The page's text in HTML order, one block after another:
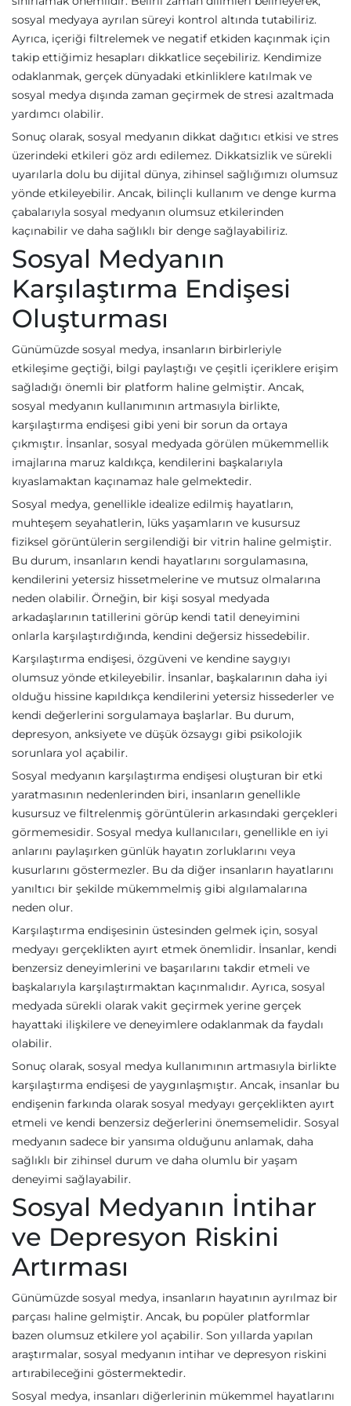
sosyal medyaya ayrılan süreyi kontrol altında tutabiliriz.
Ayrıca, içeriği filtrelemek ve negatif etkiden kaçınmak için
takip ettiğimiz hesapları dikkatlice seçebiliriz. Kendimize
odaklanmak, gerçek dünyadaki etkinliklere katılmak ve
sosyal medya dışında zaman geçirmek de stresi azaltmada
yardımcı olabilir.
Sonuç olarak, sosyal medyanın dikkat dağıtıcı etkisi ve stres
üzerindeki etkileri göz ardı edilemez. Dikkatsizlik ve sürekli
uyarılarla dolu bu dijital dünya, zihinsel sağlığımızı olumsuz
yönde etkileyebilir. Ancak, bilinçli kullanım ve denge kurma
çabalarıyla sosyal medyanın olumsuz etkilerinden
kaçınabilir ve daha sağlıklı bir denge sağlayabiliriz.
Sosyal Medyanın
Karşılaştırma Endişesi
Oluşturması
Günümüzde sosyal medya, insanların birbirleriyle
etkileşime geçtiği, bilgi paylaştığı ve çeşitli içeriklere erişim
sağladığı önemli bir platform haline gelmiştir. Ancak,
sosyal medyanın kullanımının artmasıyla birlikte,
karşılaştırma endişesi gibi yeni bir sorun da ortaya
çıkmıştır. İnsanlar, sosyal medyada görülen mükemmellik
imajlarına maruz kaldıkça, kendilerini başkalarıyla
kıyaslamaktan kaçınamaz hale gelmektedir.
Sosyal medya, genellikle idealize edilmiş hayatların,
muhteşem seyahatlerin, lüks yaşamların ve kusursuz
fiziksel görüntülerin sergilendiği bir vitrin haline gelmiştir.
Bu durum, insanların kendi hayatlarını sorgulamasına,
kendilerini yetersiz hissetmelerine ve mutsuz olmalarına
neden olabilir. Örneğin, bir kişi sosyal medyada
arkadaşlarının tatillerini görüp kendi tatil deneyimini
onlarla karşılaştırdığında, kendini değersiz hissedebilir.
Karşılaştırma endişesi, özgüveni ve kendine saygıyı
olumsuz yönde etkileyebilir. İnsanlar, başkalarının daha iyi
olduğu hissine kapıldıkça kendilerini yetersiz hissederler ve
kendi değerlerini sorgulamaya başlarlar. Bu durum,
depresyon, anksiyete ve düşük özsaygı gibi psikolojik
sorunlara yol açabilir.
Sosyal medyanın karşılaştırma endişesi oluşturan bir etki
yaratmasının nedenlerinden biri, insanların genellikle
kusursuz ve filtrelenmiş görüntülerin arkasındaki gerçekleri
görmemesidir. Sosyal medya kullanıcıları, genellikle en iyi
anlarını paylaşırken günlük hayatın zorluklarını veya
kusurlarını göstermezler. Bu da diğer insanların hayatlarını
yanıltıcı bir şekilde mükemmelmiş gibi algılamalarına
neden olur.
Karşılaştırma endişesinin üstesinden gelmek için, sosyal
medyayı gerçeklikten ayırt etmek önemlidir. İnsanlar, kendi
benzersiz deneyimlerini ve başarılarını takdir etmeli ve
başkalarıyla karşılaştırmaktan kaçınmalıdır. Ayrıca, sosyal
medyada sürekli olarak vakit geçirmek yerine gerçek
hayattaki ilişkilere ve deneyimlere odaklanmak da faydalı
olabilir.
Sonuç olarak, sosyal medya kullanımının artmasıyla birlikte
karşılaştırma endişesi de yaygınlaşmıştır. Ancak, insanlar bu
endişenin farkında olarak sosyal medyayı gerçeklikten ayırt
etmeli ve kendi benzersiz değerlerini önemsemelidir. Sosyal
medyanın sadece bir yansıma olduğunu anlamak, daha
sağlıklı bir zihinsel durum ve daha olumlu bir yaşam
deneyimi sağlayabilir.
Sosyal Medyanın İntihar
ve Depresyon Riskini
Artırması
Günümüzde sosyal medya, insanların hayatının ayrılmaz bir
parçası haline gelmiştir. Ancak, bu popüler platformlar
bazen olumsuz etkilere yol açabilir. Son yıllarda yapılan
araştırmalar, sosyal medyanın intihar ve depresyon riskini
artırabileceğini göstermektedir.
Sosyal medya, insanları diğerlerinin mükemmel hayatlarını